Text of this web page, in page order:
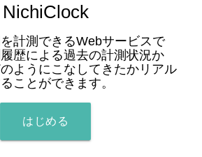
NichiClock
計測できるWebサービスで
歴による過去の計測状況か
ようにこなしてきたかリアル
ことができます。
はじめる